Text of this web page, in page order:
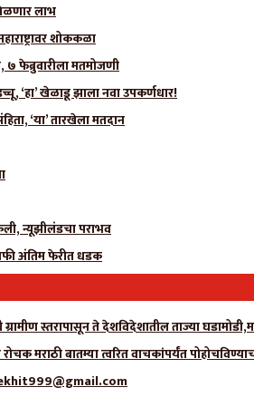
लाभ
शोककळा
फेब्रुवारीला मतमोजणी
‘हा’ खेळाडू झाला नवा उपकर्णधार!
‘या’ तारखेला मतदान
न्यूझीलंडचा पराभव
अंतिम फेरीत धडक
स्तरापासून ते देशविदेशातील ताज्या
मराठी बातम्या त्वरित वाचकांपर्यंत